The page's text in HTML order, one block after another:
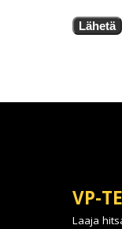
Lähetä
VP-
Laaja